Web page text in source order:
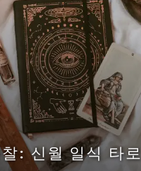
: 신월 일식 타로